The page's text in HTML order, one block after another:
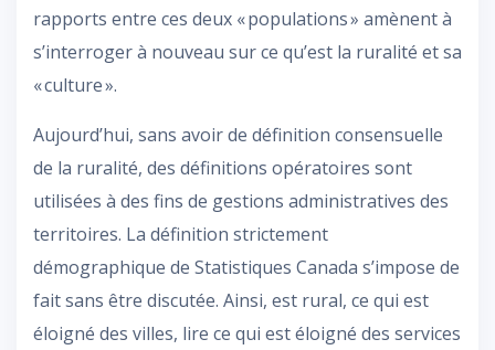
rapports entre ces deux « populations » amènent à
s’interroger à nouveau sur ce qu’est la ruralité et sa
« culture ».
Aujourd’hui, sans avoir de définition consensuelle
de la ruralité, des définitions opératoires sont
utilisées à des fins de gestions administratives des
territoires. La définition strictement
démographique de Statistiques Canada s’impose de
fait sans être discutée. Ainsi, est rural, ce qui est
éloigné des villes, lire ce qui est éloigné des services